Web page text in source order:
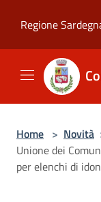
Regione
Home > Novità
Unione dei
per elenchi di